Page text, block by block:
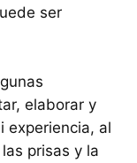
ser
elaborar y
experiencia, al
prisas y la